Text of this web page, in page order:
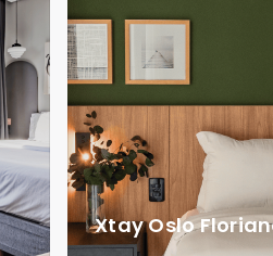
Xtay Oslo